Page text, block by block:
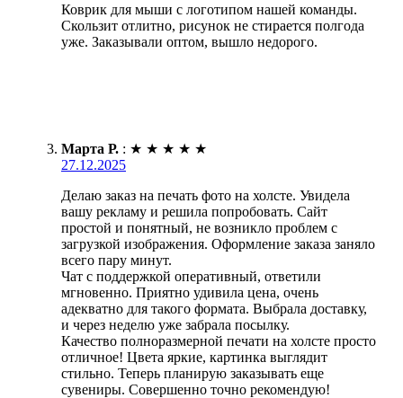
Коврик для мыши с логотипом нашей команды.
Скользит отлитно, рисунок не стирается полгода
уже. Заказывали оптом, вышло недорого.
Марта Р. : ★ ★ ★ ★ ★
27.12.2025
Делаю заказ на печать фото на холсте. Увидела
вашу рекламу и решила попробовать. Сайт
простой и понятный, не возникло проблем с
загрузкой изображения. Оформление заказа заняло
всего пару минут.
Чат с поддержкой оперативный, ответили
мгновенно. Приятно удивила цена, очень
адекватно для такого формата. Выбрала доставку,
и через неделю уже забрала посылку.
Качество полноразмерной печати на холсте просто
отличное! Цвета яркие, картинка выглядит
стильно. Теперь планирую заказывать еще
сувениры. Совершенно точно рекомендую!